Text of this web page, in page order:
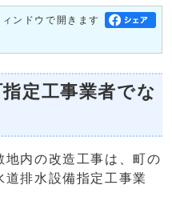
ンドウで開きます
定工事業者でな
内の改造工事は、町の
排水設備指定工事業